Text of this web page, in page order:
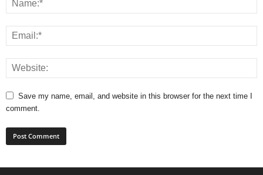
Save my name, email, and website in this browser for the next time I
comment.